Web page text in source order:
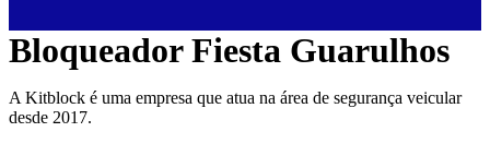
Bloqueador Fiesta Guarulhos
A Kitblock é uma empresa que atua na área de segurança veicular
desde 2017.